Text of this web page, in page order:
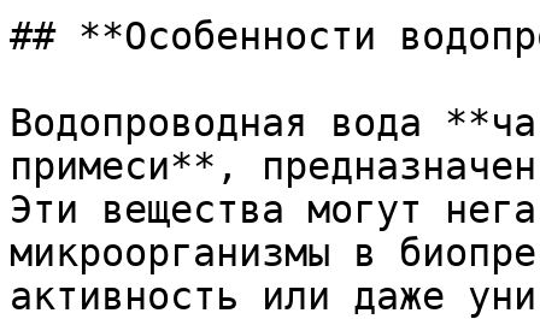
## **Особенности
Водопроводная вода
примеси**,
Эти вещества могут
микроорганизмы в
активность или даже